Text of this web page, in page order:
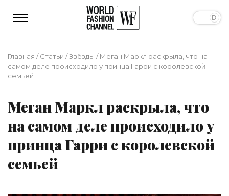
Главная /Статьи /Звёзды /Меган Маркл раскрыла, что на
самом деле происходило у принца Гарри с королевской
семьей
Меган Маркл раскрыла, что
на самом деле происходило у
принца Гарри с королевской
семьей